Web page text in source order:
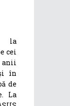
la
cei
anii
în
de
La